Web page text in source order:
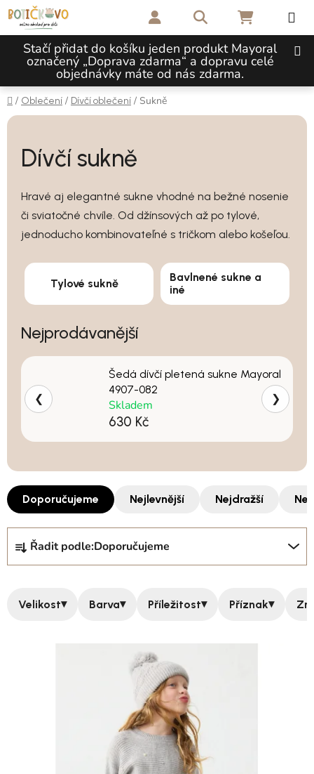
Přejít na obsah
Stačí přidat do košíku jeden produkt Mayoral
označený „Doprava zdarma“ a dopravu celé
objednávky máte od nás zdarma.
Hledat NÁKUPNÍ
Domů
/ Oblečení / Dívčí oblečení / Sukně
Dívčí sukně
Hravé aj elegantné sukne vhodné na bežné nosenie
či sviatočné chvíle. Od džínsových až po tylové,
jednoducho kombinovateľné s tričkom alebo košeľou.
Tylové sukně
Bavlnené sukne a
iné
Nejprodávanější
Šedá dívčí pletená sukne Mayoral
4907-082
Skladem
630 Kč
❮ ❯
Doporučujeme Nejlevnější Nejdražší
Řazení produktů
Řadit podle:Doporučujeme
Velikost▾ Barva▾ Příležitost▾ Příznak▾